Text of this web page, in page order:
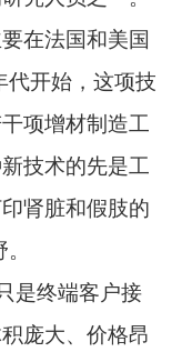
在法国和美国
代开始，这项技
项增材制造工
技术的先是工
肾脏和假肢的
终端客户接
庞大、价格昂